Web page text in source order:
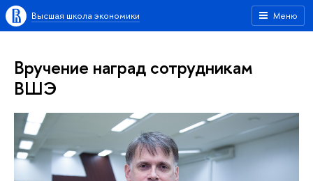
Меню
Высшая школа экономики
Вручение наград сотрудникам
ВШЭ